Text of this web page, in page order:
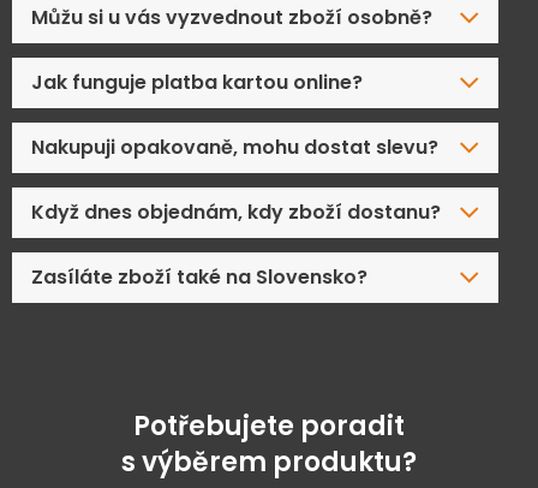
Můžu si u vás vyzvednout zboží osobně?
Jak funguje platba kartou online?
Nakupuji opakovaně, mohu dostat slevu?
Když dnes objednám, kdy zboží dostanu?
Zasíláte zboží také na Slovensko?
Potřebujete poradit
s výběrem produktu?